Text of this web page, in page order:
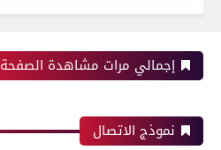
إجمالي مرات مشاهدة الصفحة
نموذج الاتصال